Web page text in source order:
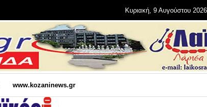
Κυριακή, 9 Αυγούστου 2026
www.kozaninews.gr